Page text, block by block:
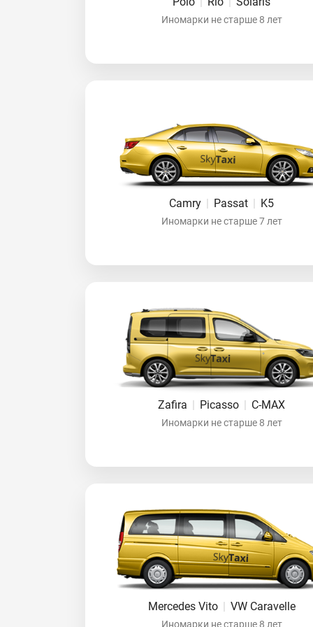
Иномарки не старше 8 лет
Camry | Passat | K5
Иномарки не старше 7 лет
Zafira | Picasso | C-MAX
Иномарки не старше 8 лет
Mercedes Vito | VW Caravelle
Иномарки не старше 8 лет